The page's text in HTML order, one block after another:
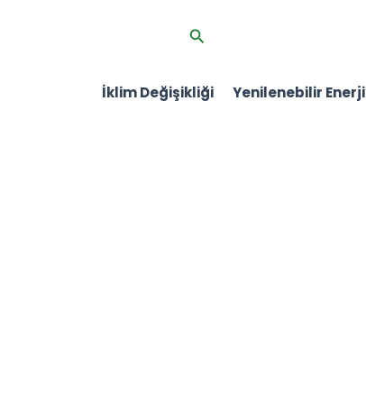
Arama
İklim Değişikliği Yenilenebilir Enerji